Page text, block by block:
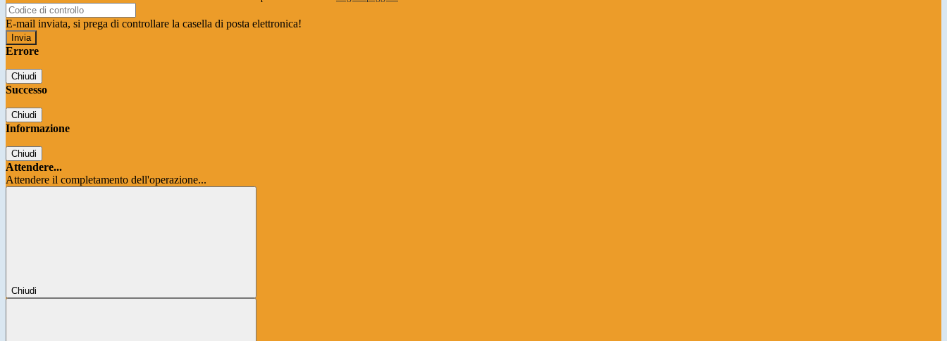
E-mail inviata, si prega di controllare la casella di posta elettronica!
Errore
Chiudi
Successo
Chiudi
Informazione
Chiudi
Attendere...
Attendere il completamento dell'operazione...
Chiudi